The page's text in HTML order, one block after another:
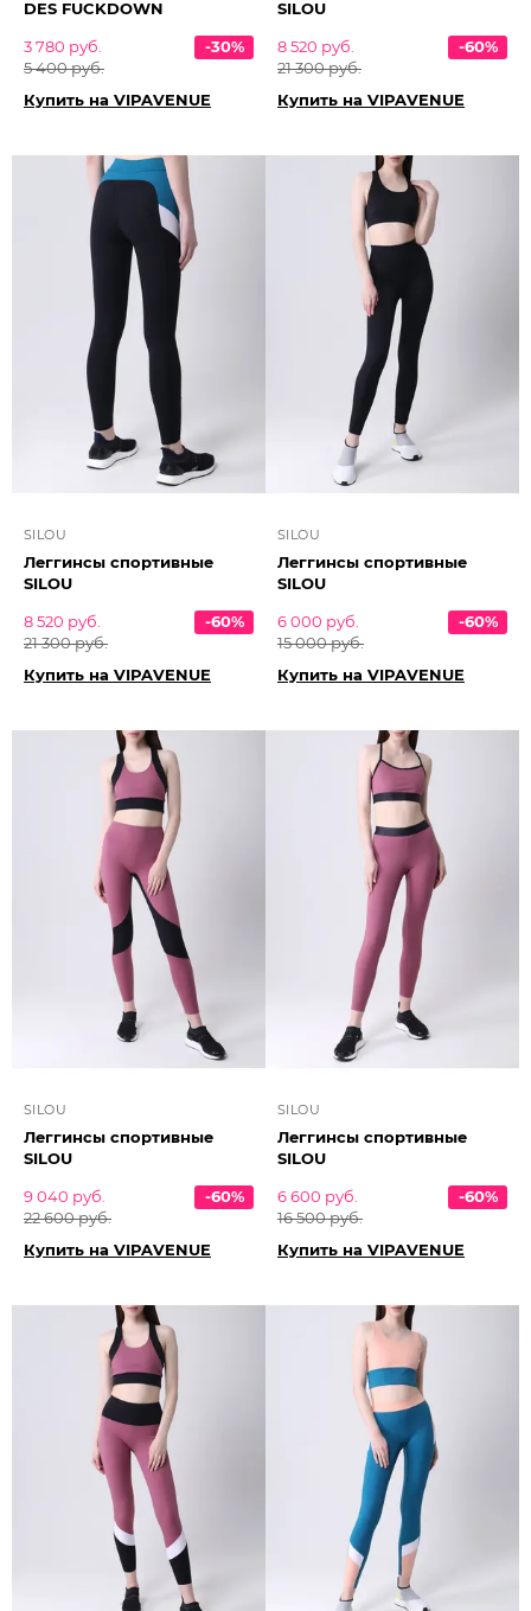
DES FUCKDOWN
3 780 руб.
5 400 руб.
-30%
Купить на VIPAVENUE
SILOU
8 520 руб.
21 300 руб.
-60%
Купить на VIPAVENUE
SILOU
Леггинсы спортивные
SILOU
8 520 руб.
21 300 руб.
-60%
Купить на VIPAVENUE
SILOU
Леггинсы спортивные
SILOU
6 000 руб.
15 000 руб.
-60%
Купить на VIPAVENUE
SILOU
Леггинсы спортивные
SILOU
9 040 руб.
22 600 руб.
-60%
Купить на VIPAVENUE
SILOU
Леггинсы спортивные
SILOU
6 600 руб.
16 500 руб.
-60%
Купить на VIPAVENUE